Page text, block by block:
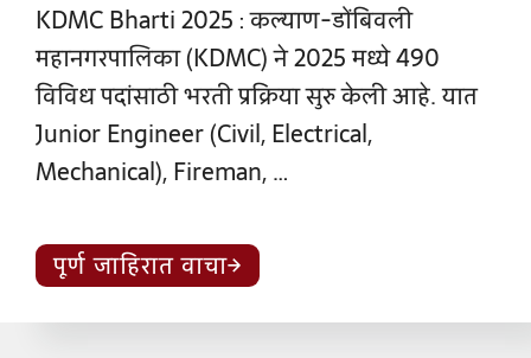
KDMC Bharti 2025 : कल्याण-डोंबिवली
महानगरपालिका (KDMC) ने 2025 मध्ये 490
विविध पदांसाठी भरती प्रक्रिया सुरु केली आहे. यात
Junior Engineer (Civil, Electrical,
Mechanical), Fireman, …
पूर्ण जाहिरात वाचा